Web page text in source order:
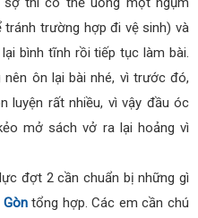
trường hợp đi vệ sinh) và
bình tĩnh rồi tiếp tục làm bài.
ôn lại bài nhé, vì trước đó,
luyện rất nhiều, vì vậy đầu óc
mở sách vở ra lại hoảng vì
đợt 2 cần chuẩn bị những gì
tổng hợp. Các em cần chú